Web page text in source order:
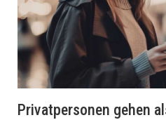
Privatpersonen gehen